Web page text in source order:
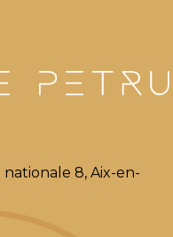
8, Aix-en-